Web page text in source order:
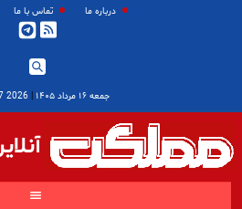
درباره ما تماس با ما
جمعه ۱۶ مرداد ۱۴۰۵ |
2026 August 7